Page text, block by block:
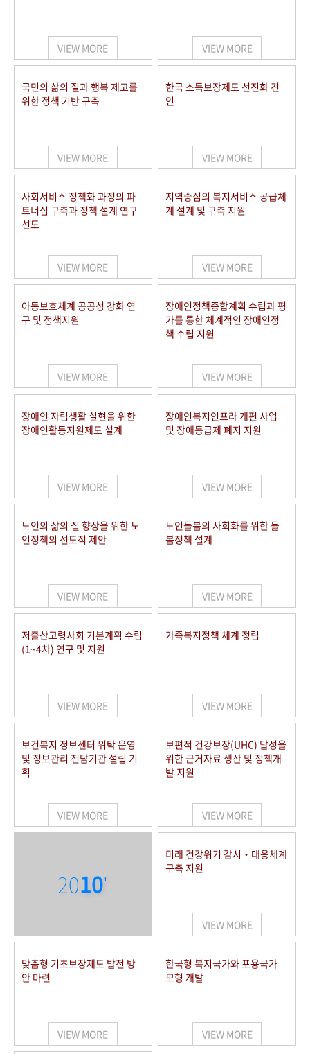
VIEW MORE VIEW MORE
국민의 삶의 질과 행복 제고를
위한 정책 기반 구축
VIEW MORE
한국 소득보장제도 선진화 견
인
VIEW MORE
사회서비스 정책화 과정의 파
트너십 구축과 정책 설계 연구
선도
VIEW MORE
지역중심의 복지서비스 공급체
계 설계 및 구축 지원
VIEW MORE
아동보호체계 공공성 강화 연
구 및 정책지원
VIEW MORE
장애인정책종합계획 수립과 평
가를 통한 체계적인 장애인정
책 수립 지원
VIEW MORE
장애인 자립생활 실현을 위한
장애인활동지원제도 설계
VIEW MORE
장애인복지인프라 개편 사업
및 장애등급제 폐지 지원
VIEW MORE
노인의 삶의 질 향상을 위한 노
인정책의 선도적 제안
VIEW MORE
노인돌봄의 사회화를 위한 돌
봄정책 설계
VIEW MORE
저출산고령사회 기본계획 수립
(1~4차) 연구 및 지원
VIEW MORE
가족복지정책 체계 정립
VIEW MORE
보건복지 정보센터 위탁 운영
및 정보관리 전담기관 설립 기
획
VIEW MORE
보편적 건강보장(UHC) 달성을
위한 근거자료 생산 및 정책개
발 지원
VIEW MORE
2010'
미래 건강위기 감시‧대응체계
구축 지원
VIEW MORE
맞춤형 기초보장제도 발전 방
안 마련
VIEW MORE
한국형 복지국가와 포용국가
모형 개발
VIEW MORE